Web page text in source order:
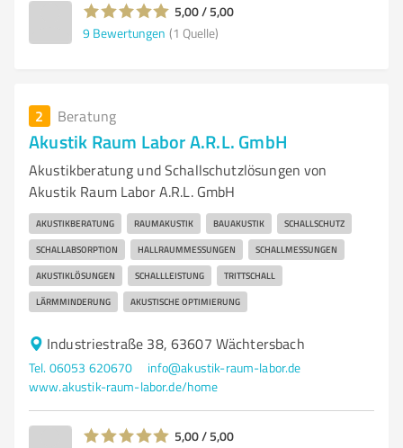
5,00 / 5,00
9 Bewertungen (1 Quelle)
2 Beratung
Akustik Raum Labor A.R.L. GmbH
Akustikberatung und Schallschutzlösungen von
Akustik Raum Labor A.R.L. GmbH
AKUSTIKBERATUNG RAUMAKUSTIK BAUAKUSTIK SCHALLSCHUTZ
SCHALLABSORPTION HALLRAUMMESSUNGEN SCHALLMESSUNGEN
AKUSTIKLÖSUNGEN SCHALLLEISTUNG TRITTSCHALL
LÄRMMINDERUNG AKUSTISCHE OPTIMIERUNG
Industriestraße 38, 63607 Wächtersbach
Tel. 06053 620670
info@akustik-raum-labor.de
www.akustik-raum-labor.de/home
5,00 / 5,00